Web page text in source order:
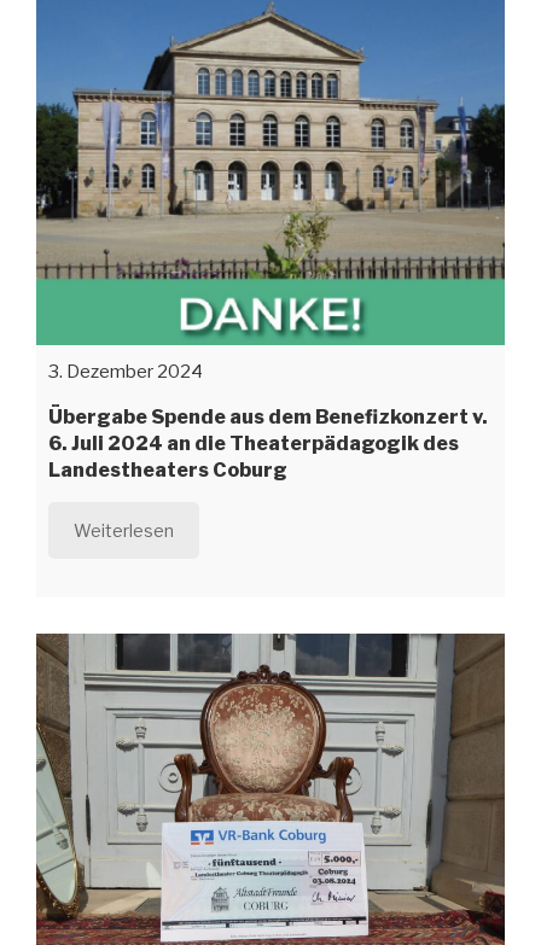
3. Dezember 2024
Übergabe Spende aus dem Benefizkonzert v.
6. Juli 2024 an die Theaterpädagogik des
Landestheaters Coburg
Weiterlesen